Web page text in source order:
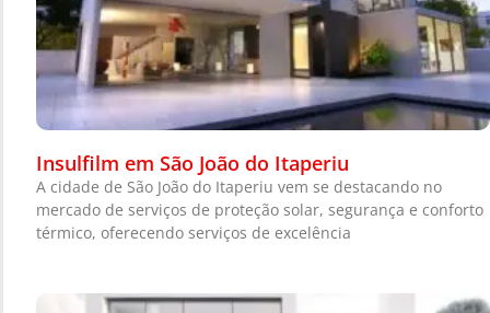
Insulfilm em São João do Itaperiu
A cidade de São João do Itaperiu vem se destacando no
mercado de serviços de proteção solar, segurança e conforto
térmico, oferecendo serviços de excelência